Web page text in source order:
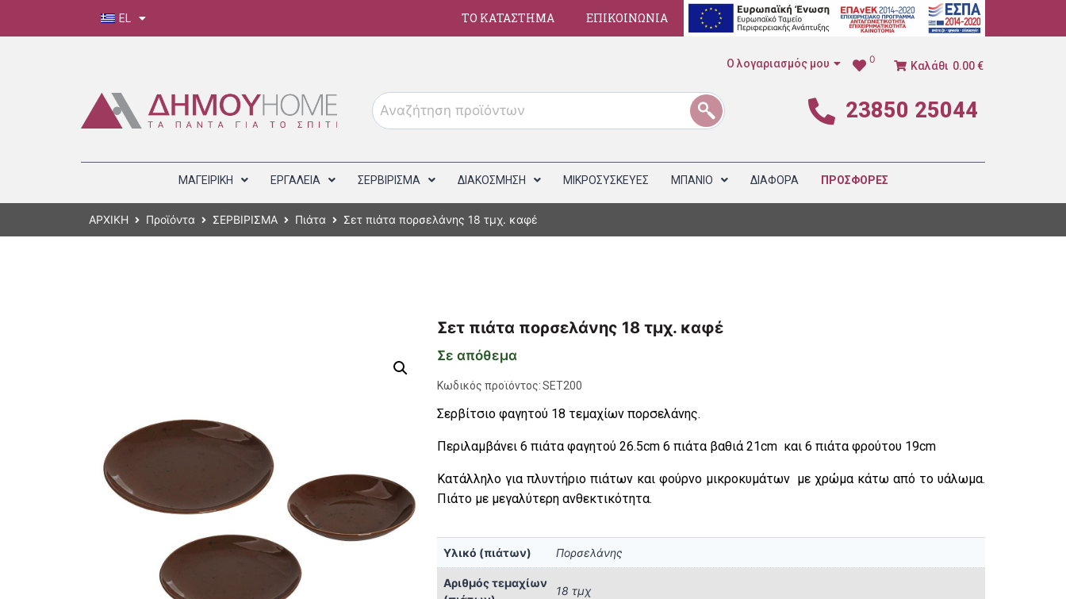
EL ΤΟ ΚΑΤΑΣΤΗΜΑ ΕΠΙΚΟΙΝΩΝΙΑ
Ο λογαριασμός μου 0
Καλάθι 0.00 €
23850 25044
ΜΑΓΕΙΡΙΚΗ ΕΡΓΑΛΕΙΑ ΣΕΡΒΙΡΙΣΜΑ ΔΙΑΚΟΣΜΗΣΗ ΜΙΚΡΟΣΥΣΚΕΥΕΣ ΜΠΑΝΙΟ ΔΙΑΦΟΡΑ ΠΡΟΣΦΟΡΕΣ
ΑΡΧΙΚΗ Προϊόντα ΣΕΡΒΙΡΙΣΜΑ Πιάτα Σετ πιάτα πορσελάνης 18 τμχ. καφέ
Σετ πιάτα πορσελάνης 18 τμχ. καφέ
Σε απόθεμα
Κωδικός προϊόντος: SET200
Σερβίτσιο φαγητού 18 τεμαχίων πορσελάνης.
Περιλαμβάνει 6 πιάτα φαγητού 26.5cm 6 πιάτα βαθιά 21cm και 6 πιάτα φρούτου 19cm
Κατάλληλο για πλυντήριο πιάτων και φούρνο μικροκυμάτων με χρώμα κάτω από το υάλωμα.
Πιάτο με μεγαλύτερη ανθεκτικότητα.
Υλικό (πιάτων) Πορσελάνης
Αριθμός τεμαχίων
18 τμχ